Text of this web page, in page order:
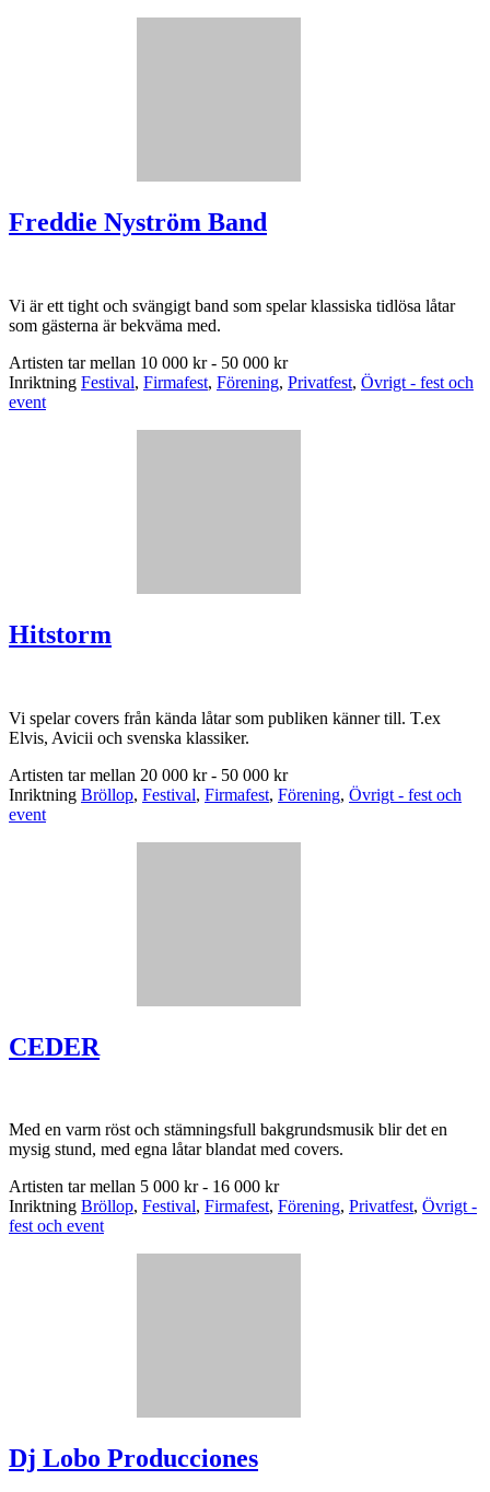
Freddie Nyström Band
Vi är ett tight och svängigt band som spelar klassiska tidlösa låtar
som gästerna är bekväma med.
Artisten tar mellan 10 000 kr - 50 000 kr
Inriktning Festival, Firmafest, Förening, Privatfest, Övrigt - fest och
event
Hitstorm
Vi spelar covers från kända låtar som publiken känner till. T.ex
Elvis, Avicii och svenska klassiker.
Artisten tar mellan 20 000 kr - 50 000 kr
Inriktning Bröllop, Festival, Firmafest, Förening, Övrigt - fest och
event
CEDER
Med en varm röst och stämningsfull bakgrundsmusik blir det en
mysig stund, med egna låtar blandat med covers.
Artisten tar mellan 5 000 kr - 16 000 kr
Inriktning Bröllop, Festival, Firmafest, Förening, Privatfest, Övrigt -
fest och event
Dj Lobo Producciones